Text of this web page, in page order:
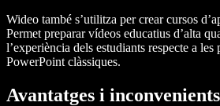
Wideo també s’utilitza per crear cursos
Permet preparar vídeos educatius d’alta
l’experiència dels estudiants respecte a les
PowerPoint clàssiques.
Avantatges i